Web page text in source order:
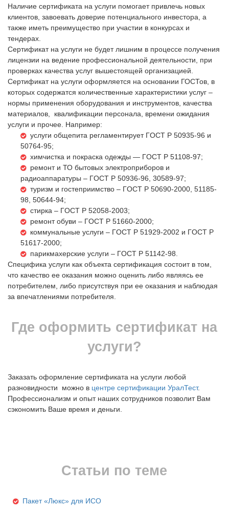
Наличие сертификата на услуги помогает привлечь новых
клиентов, завоевать доверие потенциального инвестора, а
также иметь преимущество при участии в конкурсах и
тендерах.
Сертификат на услуги не будет лишним в процессе получения
лицензии на ведение профессиональной деятельности, при
проверках качества услуг вышестоящей организацией.
Сертификат на услуги оформляется на основании ГОСТов, в
которых содержатся количественные характеристики услуг –
нормы применения оборудования и инструментов, качества
материалов, квалификации персонала, времени ожидания
услуги и прочее. Например:
услуги общепита регламентирует ГOСТ P 50935-96 и
50764-95;
химчистка и покраска одежды — ГOСТ P 51108-97;
ремонт и ТО бытовых электроприборов и
радиоаппаратуры – ГOСТ Р 50936-96, 30589-97;
туризм и гостеприимство – ГOСТ P 50690-2000, 51185-
98, 50644-94;
стирка – ГOСТ P 52058-2003;
ремонт обуви – ГOСТ P 51660-2000;
коммунальные услуги – ГOСТ P 51929-2002 и ГOСТ Р
51617-2000;
парикмахерские услуги – ГOСТ P 51142-98.
Специфика услуги как объекта сертификация состоит в том,
что качество ее оказания можно оценить либо являясь ее
потребителем, либо присутствуя при ее оказания и наблюдая
за впечатлениями потребителя.
Где оформить сертификат на
услуги?
Заказать оформление сертификата на услуги любой
разновидности можно в центре сертификации УралТест.
Профессионализм и опыт наших сотрудников позволит Вам
сэкономить Ваше время и деньги.
Статьи по теме
Пакет «Люкс» для ИСО